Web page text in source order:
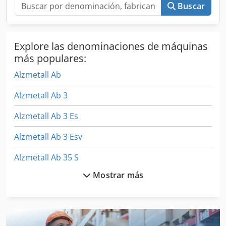
con seguridad eléctrica - Pintura: pintura estructurada DD
gris claro RAL 7035, antracita RAL 7016
Buscar
Explore las denominaciones de máquinas
más populares:
Alzmetall Ab
Alzmetall Ab 3
Alzmetall Ab 3 Es
Alzmetall Ab 3 Esv
Alzmetall Ab 35 S
Alzmetall Ab 45 S
Mostrar más